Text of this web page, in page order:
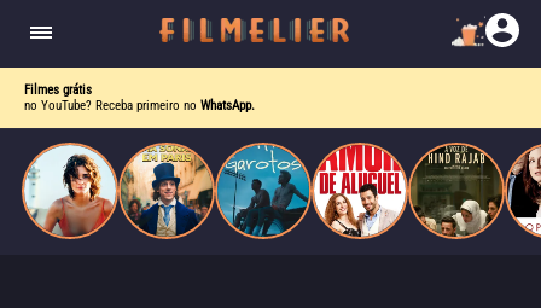
Filmes grátis
no YouTube? Receba primeiro no WhatsApp.
escrevia e a vida real começa a desaparecer.